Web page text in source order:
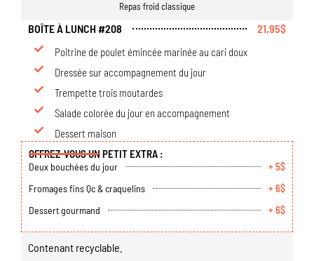
Repas froid classique
BOÎTE À LUNCH #208 21,95$
Poitrine de poulet émincée marinée au cari doux
Dressée sur accompagnement du jour
Trempette trois moutardes
Salade colorée du jour en accompagnement
Dessert maison
OFFREZ-VOUS UN PETIT EXTRA :
Deux bouchées du jour
+ 5$
Fromages fins Qc & craquelins
+ 6$
Dessert gourmand
+ 6$
Contenant recyclable.